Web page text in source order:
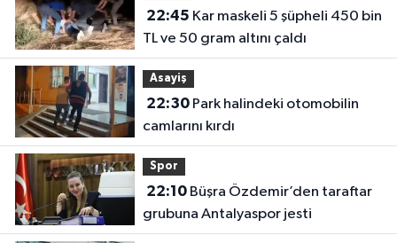
22:45
TL ve 50 gram altını çaldı
Asayiş
22:30Park halindeki otomobilin
camlarını kırdı
Spor
22:10Büşra Özdemir’den taraftar
grubuna Antalyaspor jesti